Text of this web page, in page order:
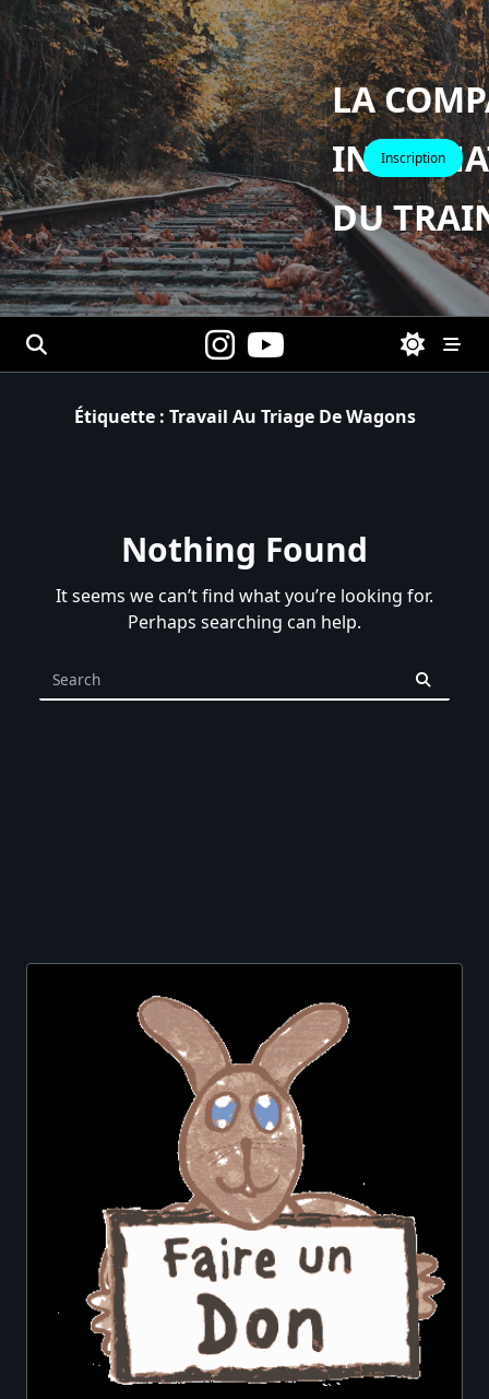
Skip
to
content
LA
DU
Inscription
Étiquette : Travail Au Triage De Wagons
Nothing Found
It seems we can’t find what you’re looking for.
Perhaps searching can help.
Search